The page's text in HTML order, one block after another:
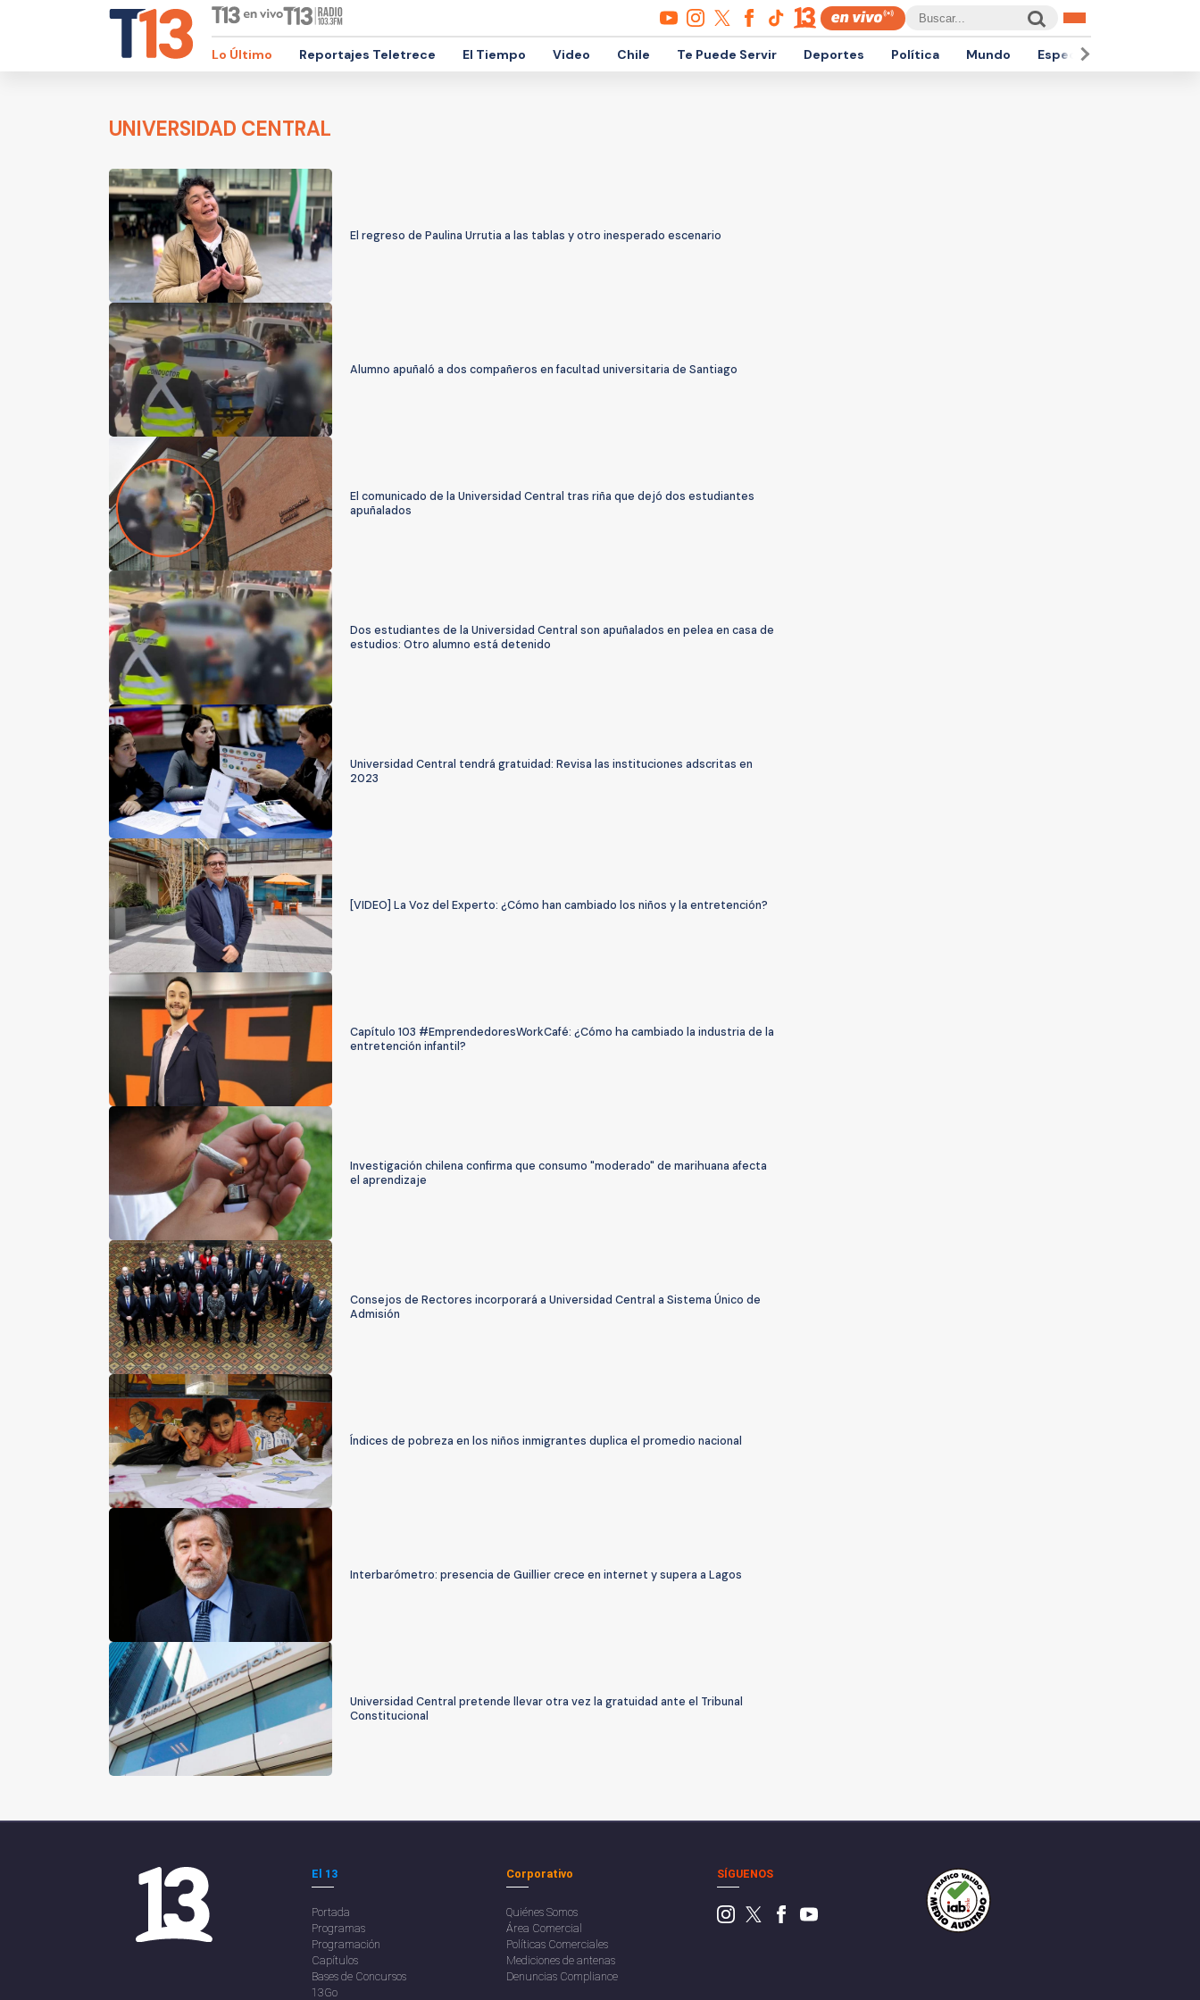
Lo Último Reportajes Teletrece El Tiempo Video Chile Te Puede Servir Deportes Política Mundo Espectáculos
UNIVERSIDAD CENTRAL
El regreso de Paulina Urrutia a las tablas y otro inesperado escenario
Alumno apuñaló a dos compañeros en facultad universitaria de Santiago
El comunicado de la Universidad Central tras riña que dejó dos estudiantes
apuñalados
Dos estudiantes de la Universidad Central son apuñalados en pelea en casa de
estudios: Otro alumno está detenido
Universidad Central tendrá gratuidad: Revisa las instituciones adscritas en
2023
[VIDEO] La Voz del Experto: ¿Cómo han cambiado los niños y la entretención?
Capítulo 103 #EmprendedoresWorkCafé: ¿Cómo ha cambiado la industria de la
entretención infantil?
Investigación chilena confirma que consumo "moderado" de marihuana afecta
el aprendizaje
Consejos de Rectores incorporará a Universidad Central a Sistema Único de
Admisión
Índices de pobreza en los niños inmigrantes duplica el promedio nacional
Interbarómetro: presencia de Guillier crece en internet y supera a Lagos
Universidad Central pretende llevar otra vez la gratuidad ante el Tribunal
Constitucional
El 13
Portada
Programas
Programación
Capítulos
Bases de Concursos
13Go
Corporativo
Quiénes Somos
Área Comercial
Políticas Comerciales
Mediciones de antenas
Denuncias Compliance
SÍGUENOS